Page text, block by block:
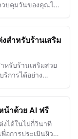
บคุมวันของคุณได้
สำหรับร้านเสริม
หรับร้านเสริมสวย
การได้อย่าง
น้าด้วย AI ฟรี
ได้ในไม่กี่วินาที
อการประเมินผิว